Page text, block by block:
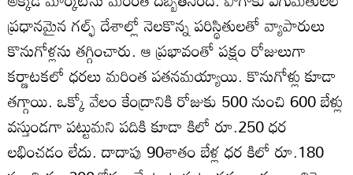
ప్రధానమైన గల్ఫ్‌ దేశాల్లో నెలకొన్న పరిస్థితులతో వ్యాపారులు
కొనుగోళ్లను తగ్గించారు. ఆ ప్రభావంతో పక్షం రోజులుగా
కర్ణాటకలో ధరలు మరింత పతనమయ్యాయి. కొనుగోళ్లు కూడా
తగ్గాయి. ఒక్కో వేలం కేంద్రానికి రోజుకు 500 నుంచి 600 బేళ్లు
వస్తుండగా పట్టుమని పదికి కూడా కిలో రూ.250 ధర
లభించడం లేదు. దాదాపు 90శాతం బేళ్ల ధర కిలో రూ.180